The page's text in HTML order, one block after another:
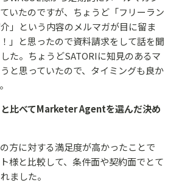
いたのですが、ちょうど「フリーラン
」という内容のメルマガが目に留ま
」と思ったので資料請求をして話を聞
た。ちょうどSATORIに知見のあるマ
と思っていたので、タイミングも良か
比べてMarketer Agentを選んだ決め
方に対する満足度が高かったことで
様と比較して、条件面や契約面でとて
ました。